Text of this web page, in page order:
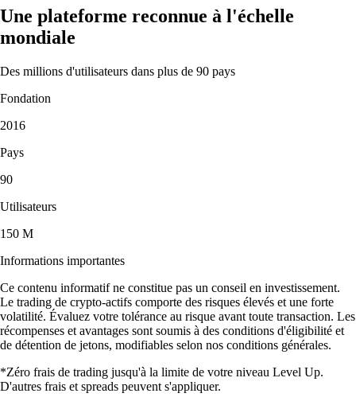
Une plateforme reconnue à l'échelle
mondiale
Des millions d'utilisateurs dans plus de 90 pays
Fondation
2016
Pays
90
Utilisateurs
150 M
Informations importantes
Ce contenu informatif ne constitue pas un conseil en investissement.
Le trading de crypto-actifs comporte des risques élevés et une forte
volatilité. Évaluez votre tolérance au risque avant toute transaction. Les
récompenses et avantages sont soumis à des conditions d'éligibilité et
de détention de jetons, modifiables selon nos conditions générales.
*Zéro frais de trading jusqu'à la limite de votre niveau Level Up.
D'autres frais et spreads peuvent s'appliquer.